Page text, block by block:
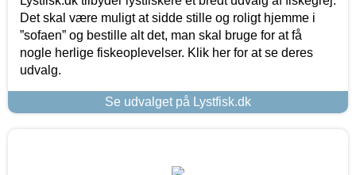
Det skal være muligt at sidde stille og roligt hjemme i
”sofaen” og bestille alt det, man skal bruge for at få
nogle herlige fiskeoplevelser. Klik her for at se deres
udvalg.
Se udvalget på Lystfisk.dk